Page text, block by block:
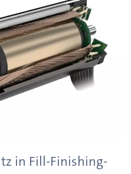
in Fill-Finishing-